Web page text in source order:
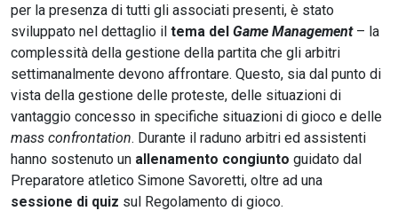
per la presenza di tutti gli associati presenti, è stato
sviluppato nel dettaglio il tema del Game Management– la
complessità della gestione della partita che gli arbitri
settimanalmente devono affrontare. Questo, sia dal punto di
vista della gestione delle proteste, delle situazioni di
vantaggio concesso in specifiche situazioni di gioco e delle
mass confrontation. Durante il raduno arbitri ed assistenti
hanno sostenuto un allenamento congiunto guidato dal
Preparatore atletico Simone Savoretti, oltre ad una
sessione di quiz sul Regolamento di gioco.